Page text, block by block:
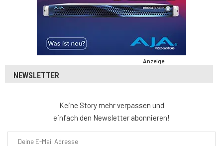
Anzeige
NEWSLETTER
Keine Story mehr verpassen und
einfach den Newsletter abonnieren!